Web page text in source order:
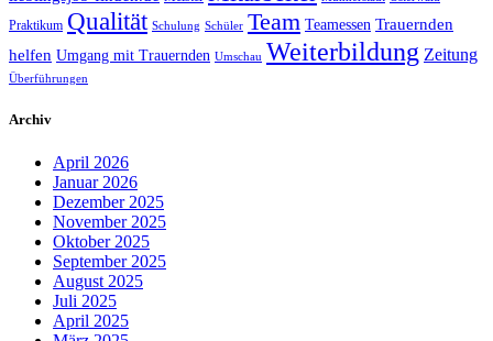
Praktikum Qualität Schulung Schüler Team Teamessen Trauernden
helfen Umgang mit Trauernden Umschau Weiterbildung Zeitung
Überführungen
Archiv
April 2026
Januar 2026
Dezember 2025
November 2025
Oktober 2025
September 2025
August 2025
Juli 2025
April 2025